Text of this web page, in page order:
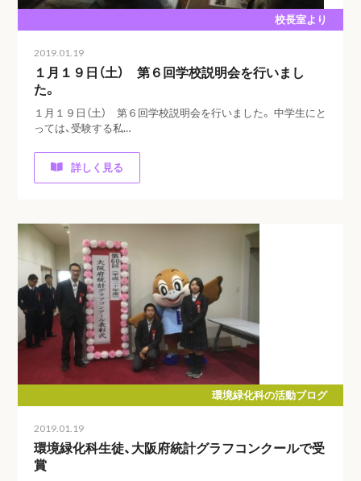
校長室より
2019.01.19
１月１９日（土） 第６回学校説明会を行いまし
た。
１月１９日（土） 第６回学校説明会を行いました。 中学生にと
っては、受験する私…
詳しく見る
環境緑化科の活動ブログ
2019.01.19
環境緑化科生徒、大阪府統計グラフコンクールで受
賞